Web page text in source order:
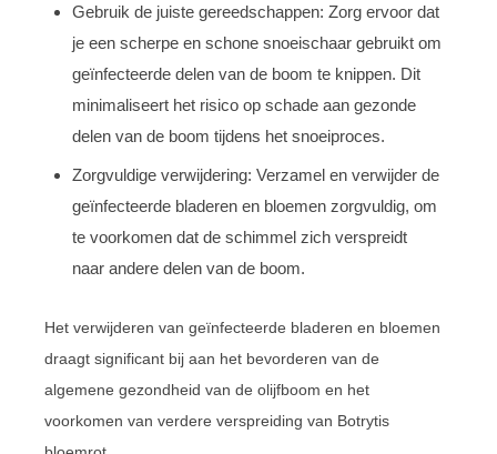
Gebruik de juiste gereedschappen: Zorg ervoor dat
je een scherpe en schone snoeischaar gebruikt om
geïnfecteerde delen van de boom te knippen. Dit
minimaliseert het risico op schade aan gezonde
delen van de boom tijdens het snoeiproces.
Zorgvuldige verwijdering: Verzamel en verwijder de
geïnfecteerde bladeren en bloemen zorgvuldig, om
te voorkomen dat de schimmel zich verspreidt
naar andere delen van de boom.
Het verwijderen van geïnfecteerde bladeren en bloemen
draagt significant bij aan het bevorderen van de
algemene gezondheid van de olijfboom en het
voorkomen van verdere verspreiding van Botrytis